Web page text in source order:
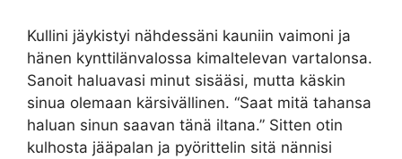
Kullini jäykistyi nähdessäni kauniin vaimoni ja
hänen kynttilänvalossa kimaltelevan vartalonsa.
Sanoit haluavasi minut sisääsi, mutta käskin
sinua olemaan kärsivällinen. “Saat mitä tahansa
haluan sinun saavan tänä iltana.” Sitten otin
kulhosta jääpalan ja pyörittelin sitä nännisi